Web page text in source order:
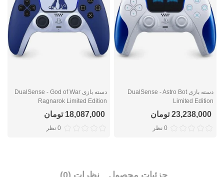
دسته بازی DualSense - Astro Bot
Limited Edition
23,238,000 تومان
0 نظر
دسته بازی DualSense - God of War
Ragnarok Limited Edition
18,087,000 تومان
0 نظر